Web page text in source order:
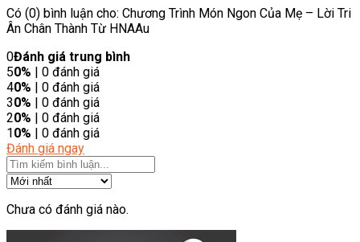
Có (0) bình luận cho: Chương Trình Món Ngon Của Mẹ – Lời Tri
Ân Chân Thành Từ HNAAu
0Đánh giá trung bình
50% | 0 đánh giá
40% | 0 đánh giá
30% | 0 đánh giá
20% | 0 đánh giá
1 0% | 0 đánh giá
Đánh giá ngay
Chưa có đánh giá nào.